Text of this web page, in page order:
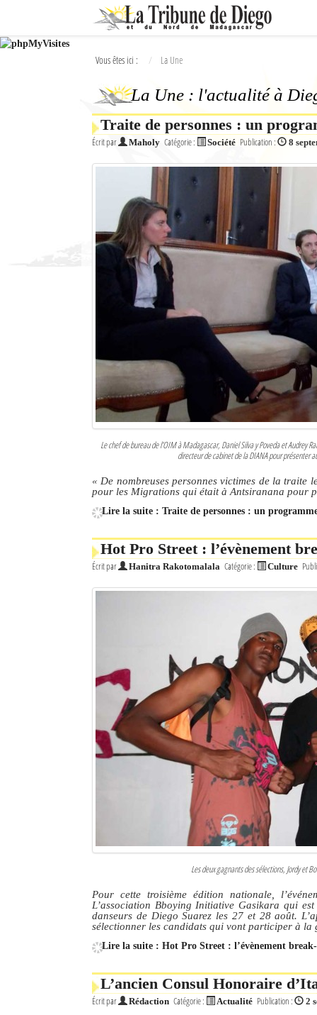
Ok
L'actualité à Diego Suarez
Le Nord de Madagascar
Vous êtes ici : La Une
La Une : l'actualité à
Traite de personnes : un
Écrit par Maholy Catégorie : Société Publication : 8
Le chef de bureau de l’OIM à Madagascar, Daniel Silva y Poveda et
directeur de cabinet de la DIANA pour présenter
« De nombreuses personnes victimes de la traite
pour les Migrations qui était à Antsiranana pour
Lire la suite : Traite de personnes : un
Hot Pro Street : l’évènement
Écrit par Hanitra Rakotomalala Catégorie : Culture
Les deux gagnants des sélections, Jordy et
Pour cette troisième édition nationale,
L’association Bboying Initiative Gasikara qui
danseurs de Diego Suarez les 27 et 28 août.
sélectionner les candidats qui vont participer à la
Lire la suite : Hot Pro Street : l’évènement break-
L’ancien Consul Honoraire
Écrit par Rédaction Catégorie : Actualité Publication : 2